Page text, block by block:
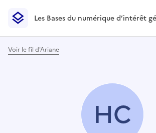
Les Bases du numérique d’intérêt
Les Bases du numérique d’intérêt
Voir le fil d'Ariane
HC